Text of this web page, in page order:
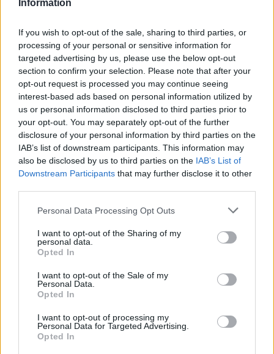
Information
If you wish to opt-out of the sale, sharing to third parties, or
processing of your personal or sensitive information for
targeted advertising by us, please use the below opt-out
section to confirm your selection. Please note that after your
opt-out request is processed you may continue seeing
interest-based ads based on personal information utilized by
us or personal information disclosed to third parties prior to
your opt-out. You may separately opt-out of the further
disclosure of your personal information by third parties on the
IAB’s list of downstream participants. This information may
also be disclosed by us to third parties on the IAB’s List of
Downstream Participants that may further disclose it to other
Personal Data Processing Opt Outs
I want to opt-out of the Sharing of my
personal data.
Opted In
I want to opt-out of the Sale of my
Personal Data.
Opted In
I want to opt-out of processing my
Personal Data for Targeted Advertising.
Opted In
Provincia:Vicenza
Regione:Veneto
Tutti i documenti e servizi disponibili →
Documenti più richiesti